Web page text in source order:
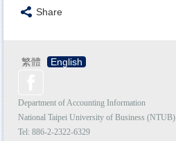
Share
繁體 English
Department of Accounting Information
National Taipei University of Business (NTUB)
Tel: 886-2-2322-6329